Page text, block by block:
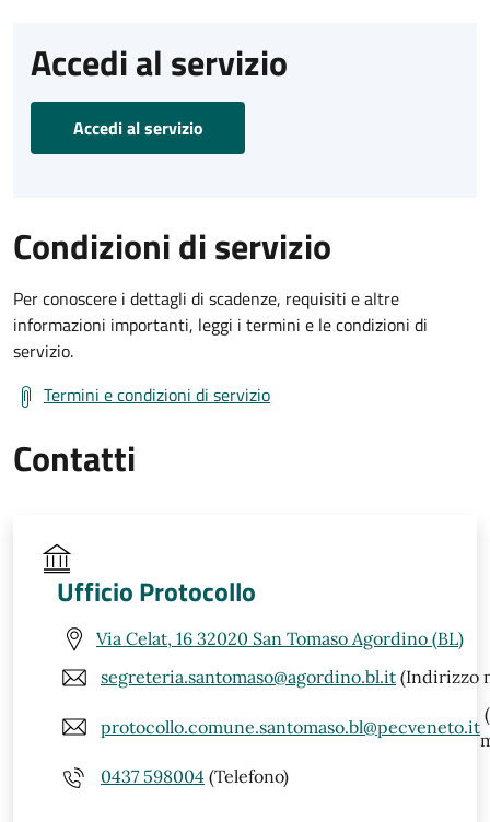
Accedi al servizio
Accedi al servizio
Condizioni di servizio
Per conoscere i dettagli di scadenze, requisiti e altre
informazioni importanti, leggi i termini e le condizioni di
servizio.
Termini e condizioni di servizio
Contatti
Ufficio Protocollo
Via Celat, 16 32020 San Tomaso Agordino (BL)
segreteria.santomaso@agordino.bl.it (Indirizzo
protocollo.comune.santomaso.bl@pecveneto.it
0437 598004 (Telefono)